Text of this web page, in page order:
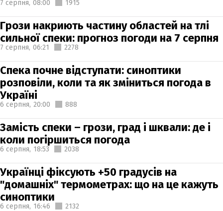
7 серпня, 08:00 1915
Грози накриють частину областей на тлі
сильної спеки: прогноз погоди на 7 серпня
7 серпня, 06:21 2278
Спека почне відступати: синоптики
розповіли, коли та як зміниться погода в
Україні
6 серпня, 20:00 888
Замість спеки – грози, град і шквали: де і
коли погіршиться погода
6 серпня, 18:53 2038
Українці фіксують +50 градусів на
"домашніх" термометрах: що на це кажуть
синоптики
6 серпня, 16:46 2132